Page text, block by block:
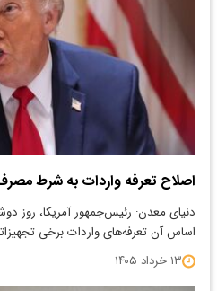
اصلاح تعرفه واردات به شرط
دنیای معدن: رئیس‌جمهور آمریکا، روز
اساس آن تعرفه‌های واردات برخی
۱۳ خرداد ۱۴۰۵